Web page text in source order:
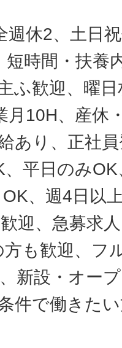
週休2、土日
短時間・扶養
ふ歓迎、曜
月10H、産休
あり、正社
平日のみ
、週4日以
迎、急募求
も歓迎、フ
新設・オー
件で働きた